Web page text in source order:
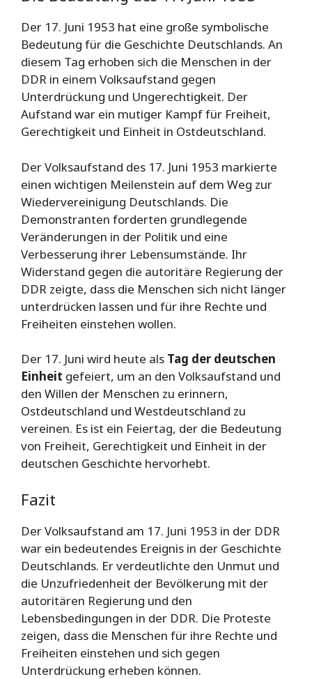
Der 17. Juni 1953 hat eine große symbolische
Bedeutung für die Geschichte Deutschlands. An
diesem Tag erhoben sich die Menschen in der
DDR in einem Volksaufstand gegen
Unterdrückung und Ungerechtigkeit. Der
Aufstand war ein mutiger Kampf für Freiheit,
Gerechtigkeit und Einheit in Ostdeutschland.
Der Volksaufstand des 17. Juni 1953 markierte
einen wichtigen Meilenstein auf dem Weg zur
Wiedervereinigung Deutschlands. Die
Demonstranten forderten grundlegende
Veränderungen in der Politik und eine
Verbesserung ihrer Lebensumstände. Ihr
Widerstand gegen die autoritäre Regierung der
DDR zeigte, dass die Menschen sich nicht länger
unterdrücken lassen und für ihre Rechte und
Freiheiten einstehen wollen.
Der 17. Juni wird heute als Tag der deutschen
Einheit gefeiert, um an den Volksaufstand und
den Willen der Menschen zu erinnern,
Ostdeutschland und Westdeutschland zu
vereinen. Es ist ein Feiertag, der die Bedeutung
von Freiheit, Gerechtigkeit und Einheit in der
deutschen Geschichte hervorhebt.
Fazit
Der Volksaufstand am 17. Juni 1953 in der DDR
war ein bedeutendes Ereignis in der Geschichte
Deutschlands. Er verdeutlichte den Unmut und
die Unzufriedenheit der Bevölkerung mit der
autoritären Regierung und den
Lebensbedingungen in der DDR. Die Proteste
zeigen, dass die Menschen für ihre Rechte und
Freiheiten einstehen und sich gegen
Unterdrückung erheben können.